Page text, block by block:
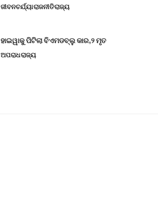
ଜୀବନଚର୍ଯ୍ୟାରାଜନୀତିରାଜ୍ୟ
ହାଇୱାକୁ ପିଟିଲା ବିଏମଡବ୍ଲୁ କାର,୨ ମୃତ
ଅପରାଧରାଜ୍ୟ